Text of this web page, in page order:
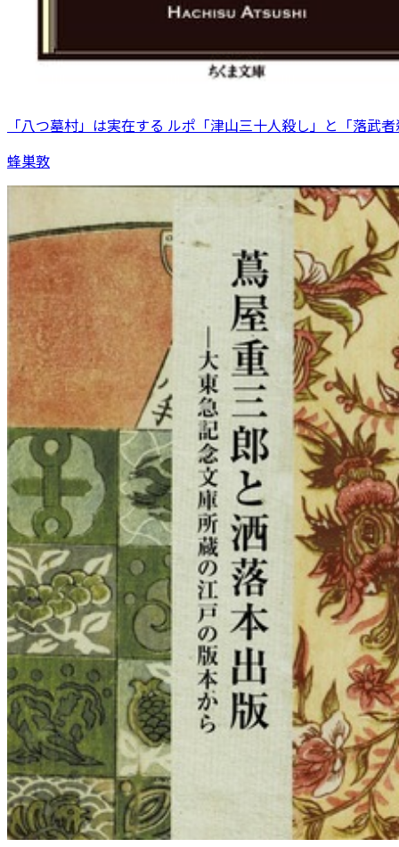
「八つ墓村」は実在する ルポ「津山三十人殺し」と「落武
蜂巣敦